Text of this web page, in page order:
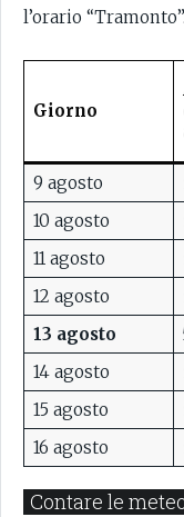
l’orario “Tramonto”.
Giorno
9 agosto
10 agosto
11 agosto
12 agosto
13 agosto
14 agosto
15 agosto
16 agosto
Contare le